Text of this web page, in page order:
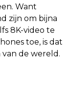
Want
zijn om bijna
8K-video te
toe, is dat
de wereld.